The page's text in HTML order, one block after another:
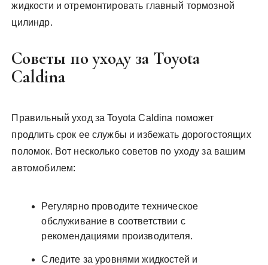
жидкости и отремонтировать главный тормозной
цилиндр.
Советы по уходу за Toyota
Caldina
Правильный уход за Toyota Caldina поможет
продлить срок ее службы и избежать дорогостоящих
поломок. Вот несколько советов по уходу за вашим
автомобилем:
Регулярно проводите техническое
обслуживание в соответствии с
рекомендациями производителя.
Следите за уровнями жидкостей и